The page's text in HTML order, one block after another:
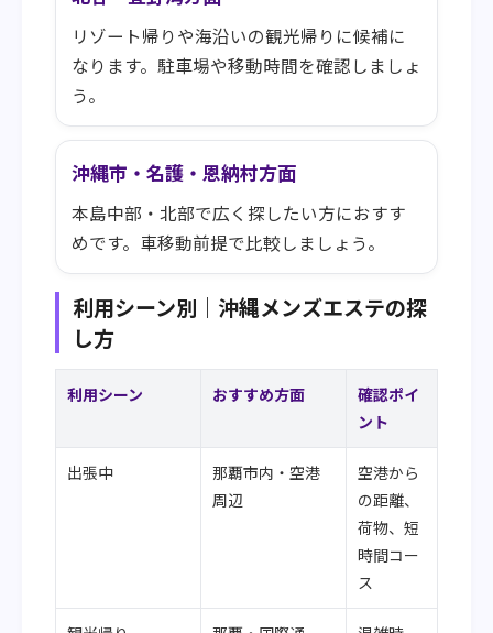
リゾート帰りや海沿いの観光帰りに候補に
なります。駐車場や移動時間を確認しましょ
う。
沖縄市・名護・恩納村方面
本島中部・北部で広く探したい方におすす
めです。車移動前提で比較しましょう。
利用シーン別｜沖縄メンズエステの探
し方
利用シーン おすすめ方面
確認ポイ
ント
出張中
那覇市内・空港
周辺
空港から
の距離、
荷物、短
時間コー
ス